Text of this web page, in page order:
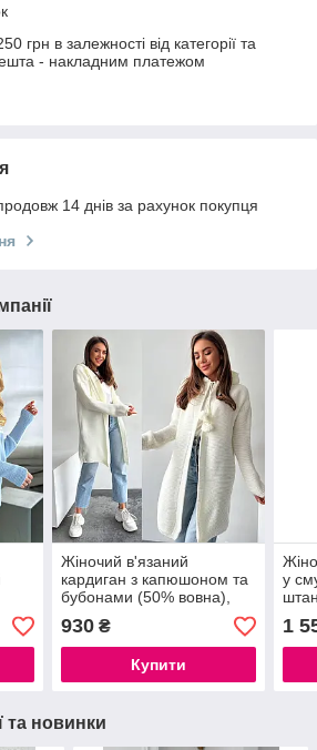
грн в залежності від категорії та
- накладним платежом
14 днів за рахунок покупця
Жіночий в'язаний
кардиган з капюшоном та
бубонами (50% вовна),
молочний
930₴
Купити
у
1
та новинки